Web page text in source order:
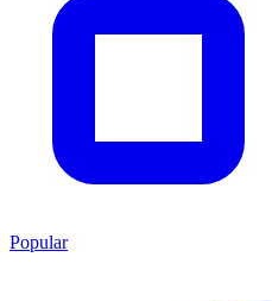
Popular